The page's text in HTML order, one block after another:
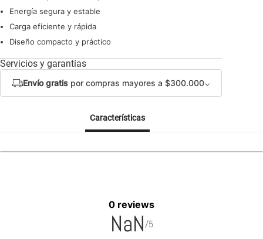
Energía segura y estable
Carga eficiente y rápida
Diseño compacto y práctico
Servicios y garantías
Envío gratis por compras mayores a $300.000
Características
0 reviews
NaN/5